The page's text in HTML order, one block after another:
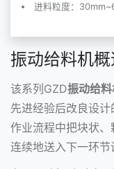
进料粒度：
振动给料机概
该系列GZD振动给
先进经验后改良设
作业流程中把块状、
连续地送入下一环节